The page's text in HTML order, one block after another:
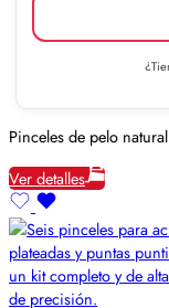
Pinceles de pelo
Ver detalles